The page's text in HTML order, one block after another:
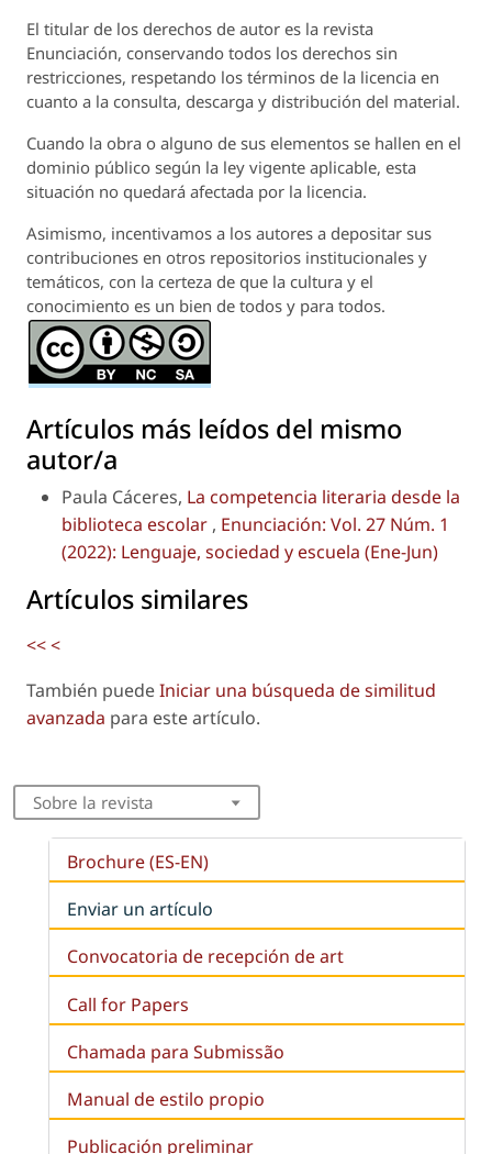
El titular de los derechos de autor es la revista
Enunciación, conservando todos los derechos sin
restricciones, respetando los términos de la licencia en
cuanto a la consulta, descarga y distribución del material.
Cuando la obra o alguno de sus elementos se hallen en el
dominio público según la ley vigente aplicable, esta
situación no quedará afectada por la licencia.
Asimismo, incentivamos a los autores a depositar sus
contribuciones en otros repositorios institucionales y
temáticos, con la certeza de que la cultura y el
conocimiento es un bien de todos y para todos.
Artículos más leídos del mismo
autor/a
Paula Cáceres, La competencia literaria desde la
biblioteca escolar , Enunciación: Vol. 27 Núm. 1
(2022): Lenguaje, sociedad y escuela (Ene-Jun)
Artículos similares
<<<
También puedeIniciar una búsqueda de similitud
avanzada para este artículo.
Sobre la revista
Brochure (ES-EN)
Enviar un artículo
Convocatoria de recepción de art
Call for Papers
Chamada para Submissão
Manual de estilo propio
Publicación preliminar